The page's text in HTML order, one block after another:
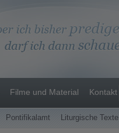
Pontifikalamt Liturgische Texte
Filme und Material Kontakt